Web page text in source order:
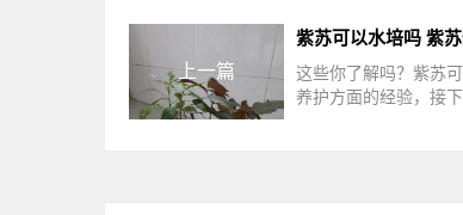
上一篇
紫苏可以水培吗 紫苏
这些你了解吗？紫苏
养护方面的经验，接